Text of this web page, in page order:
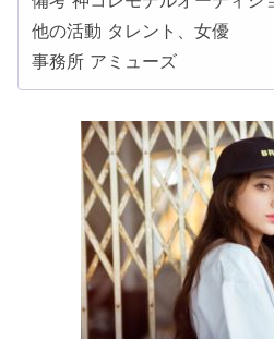
他の活動 タレント、女優
事務所 アミューズ